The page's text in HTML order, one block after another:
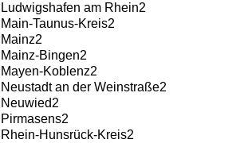
Ludwigshafen am Rhein2
Main-Taunus-Kreis2
Mainz2
Mainz-Bingen2
Mayen-Koblenz2
Neustadt an der Weinstraße2
Neuwied2
Pirmasens2
Rhein-Hunsrück-Kreis2